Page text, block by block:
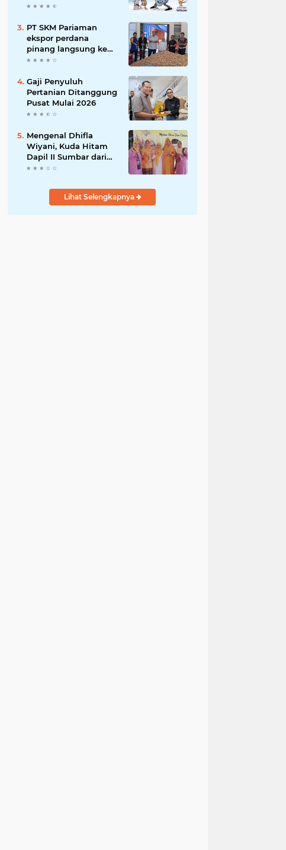
Gigi
PT SKM Pariaman
ekspor perdana
pinang langsung ke
India
Gaji Penyuluh
Pertanian Ditanggung
Pusat Mulai 2026
Mengenal Dhifla
Wiyani, Kuda Hitam
Dapil II Sumbar dari
Golkar
Lihat Selengkapnya